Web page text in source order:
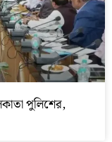
পুলিশের,